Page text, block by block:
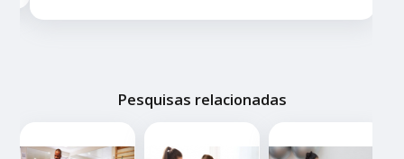
Pesquisas relacionadas